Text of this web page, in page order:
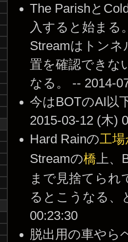
The Parishと
入すると始まる
Streamはトン
置を確認できな
なる。 -- 2014-
今はBOTのAI以
2015-03-12 (木)
Hard Rainの工
Streamの橋 上
まで見捨てられ
るとこうなる、
00:23:30
脱出用の車やら